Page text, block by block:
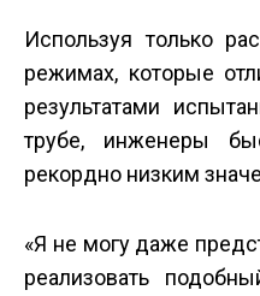
Используя только
режимах, которые
результатами
трубе, инженеры
рекордно низким
«Я не могу даже
реализовать